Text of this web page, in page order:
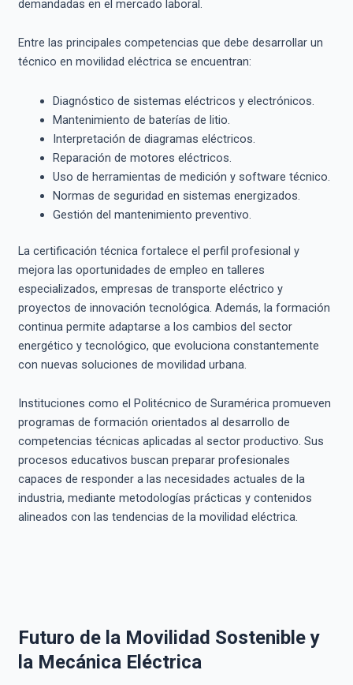
demandadas en el mercado laboral.
Entre las principales competencias que debe desarrollar un
técnico en movilidad eléctrica se encuentran:
Diagnóstico de sistemas eléctricos y electrónicos.
Mantenimiento de baterías de litio.
Interpretación de diagramas eléctricos.
Reparación de motores eléctricos.
Uso de herramientas de medición y software técnico.
Normas de seguridad en sistemas energizados.
Gestión del mantenimiento preventivo.
La certificación técnica fortalece el perfil profesional y
mejora las oportunidades de empleo en talleres
especializados, empresas de transporte eléctrico y
proyectos de innovación tecnológica. Además, la formación
continua permite adaptarse a los cambios del sector
energético y tecnológico, que evoluciona constantemente
con nuevas soluciones de movilidad urbana.
Instituciones como el Politécnico de Suramérica promueven
programas de formación orientados al desarrollo de
competencias técnicas aplicadas al sector productivo. Sus
procesos educativos buscan preparar profesionales
capaces de responder a las necesidades actuales de la
industria, mediante metodologías prácticas y contenidos
alineados con las tendencias de la movilidad eléctrica.
Futuro de la Movilidad Sostenible y
la Mecánica Eléctrica